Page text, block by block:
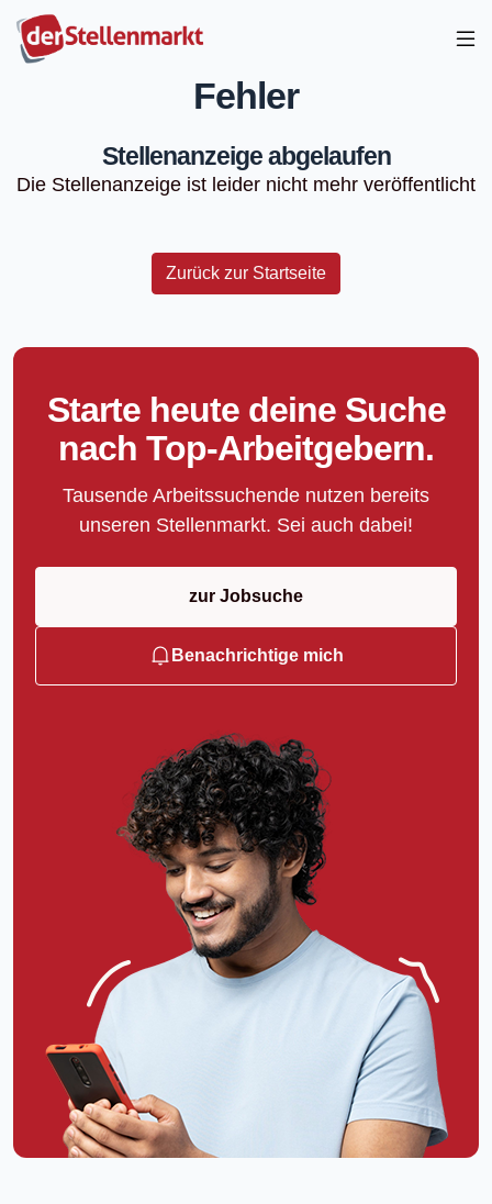
Fehler
Stellenanzeige abgelaufen
Die Stellenanzeige ist leider nicht mehr veröffentlicht
Zurück zur Startseite
Starte heute deine Suche
nach Top-Arbeitgebern.
Tausende Arbeitssuchende nutzen bereits
unseren Stellenmarkt. Sei auch dabei!
zur Jobsuche
Benachrichtige mich